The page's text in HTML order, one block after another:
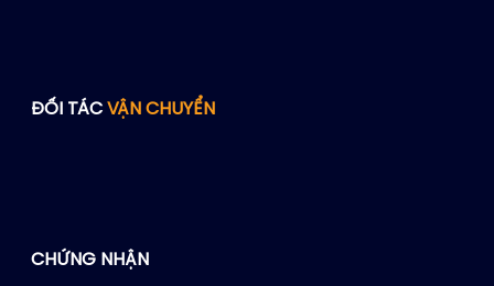
ĐỐI TÁC VẬN CHUYỂN
CHỨNG NHẬN